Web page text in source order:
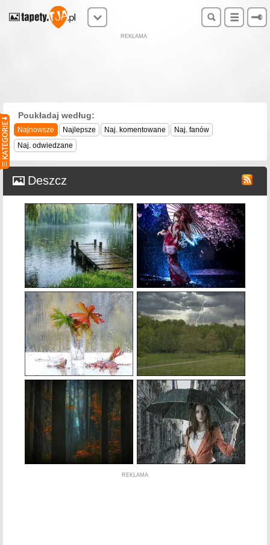
REKLAMA
Poukładaj według:
Najnowsze Najlepsze Naj. komentowane
Naj. fanów
Naj. odwiedzane
Deszcz
REKLAMA